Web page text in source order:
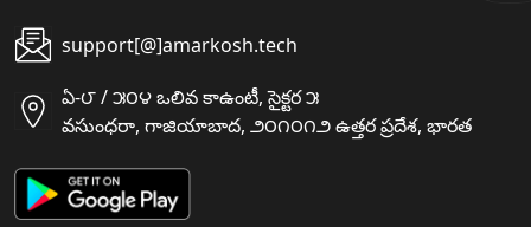
support[@]amarkosh.tech
ఏ-౮ / ౫౦౪ ఒలివ కాఉంటీ, సైక్టర ౫
వసుంధరా, గాజియాబాద, ౨౦౧౦౧౨ ఉత్తర ప్రదేశ, భారత